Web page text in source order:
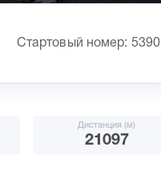
Стартовый номер: 5390
Дистанция (м)
21097